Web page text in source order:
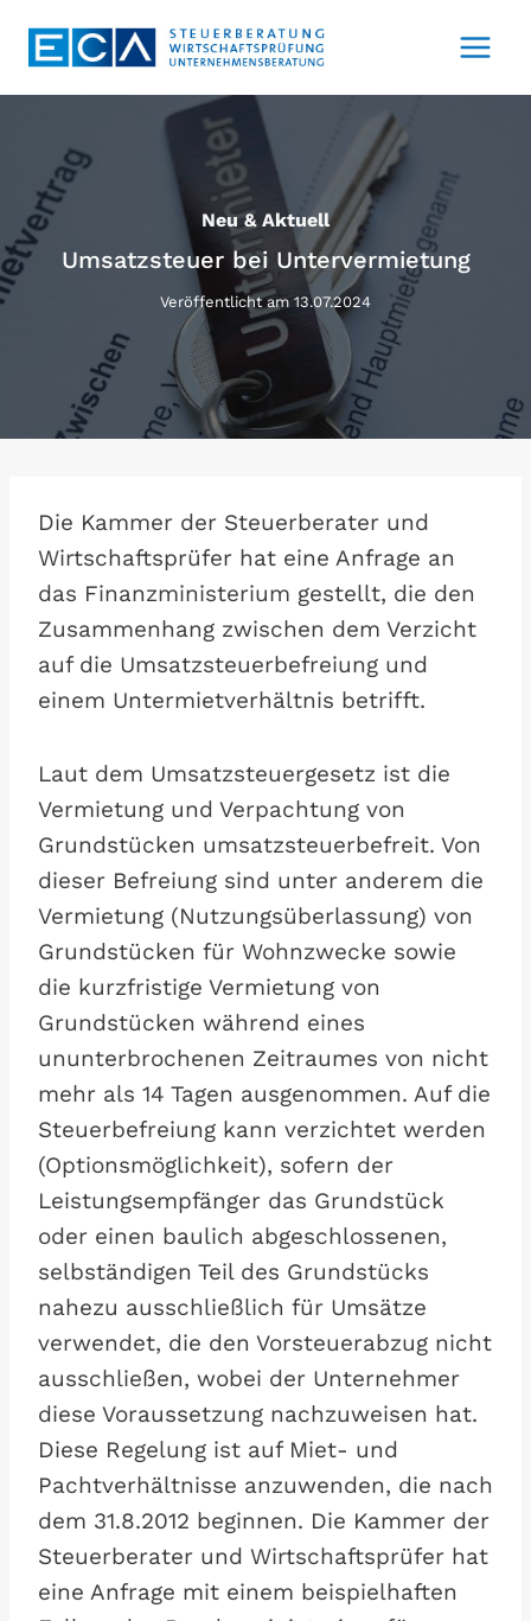
Inhalt
Neu & Aktuell
Umsatzsteuer bei Untervermietung
Veröffentlicht am 13.07.2024
Die Kammer der Steuerberater und
Wirtschaftsprüfer hat eine Anfrage an
das Finanzministerium gestellt, die den
Zusammenhang zwischen dem Verzicht
auf die Umsatzsteuerbefreiung und
einem Untermietverhältnis betrifft.
Laut dem Umsatzsteuergesetz ist die
Vermietung und Verpachtung von
Grundstücken umsatzsteuerbefreit. Von
dieser Befreiung sind unter anderem die
Vermietung (Nutzungsüberlassung) von
Grundstücken für Wohnzwecke sowie
die kurzfristige Vermietung von
Grundstücken während eines
ununterbrochenen Zeitraumes von nicht
mehr als 14 Tagen ausgenommen. Auf die
Steuerbefreiung kann verzichtet werden
(Optionsmöglichkeit), sofern der
Leistungsempfänger das Grundstück
oder einen baulich abgeschlossenen,
selbständigen Teil des Grundstücks
nahezu ausschließlich für Umsätze
verwendet, die den Vorsteuerabzug nicht
ausschließen, wobei der Unternehmer
diese Voraussetzung nachzuweisen hat.
Diese Regelung ist auf Miet- und
Pachtverhältnisse anzuwenden, die nach
dem 31.8.2012 beginnen. Die Kammer der
Steuerberater und Wirtschaftsprüfer hat
eine Anfrage mit einem beispielhaften